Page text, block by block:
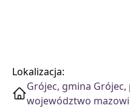
Lokalizacja:
Grójec, gmina
województwo